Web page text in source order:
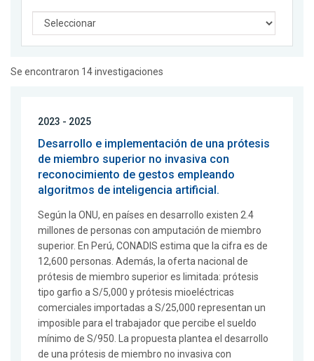
Se encontraron 14 investigaciones
2023 - 2025
Desarrollo e implementación de una prótesis
de miembro superior no invasiva con
reconocimiento de gestos empleando
algoritmos de inteligencia artificial.
Según la ONU, en países en desarrollo existen 2.4
millones de personas con amputación de miembro
superior. En Perú, CONADIS estima que la cifra es de
12,600 personas. Además, la oferta nacional de
prótesis de miembro superior es limitada: prótesis
tipo garfio a S/5,000 y prótesis mioeléctricas
comerciales importadas a S/25,000 representan un
imposible para el trabajador que percibe el sueldo
mínimo de S/950. La propuesta plantea el desarrollo
de una prótesis de miembro no invasiva con